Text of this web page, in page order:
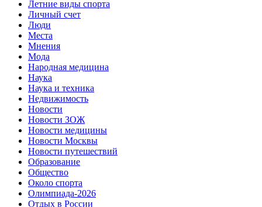
Летние виды спорта
Личный счет
Люди
Места
Мнения
Мода
Народная медицина
Наука
Наука и техника
Недвижимость
Новости
Новости ЗОЖ
Новости медицины
Новости Москвы
Новости путешествий
Образование
Общество
Около спорта
Олимпиада-2026
Отдых в России